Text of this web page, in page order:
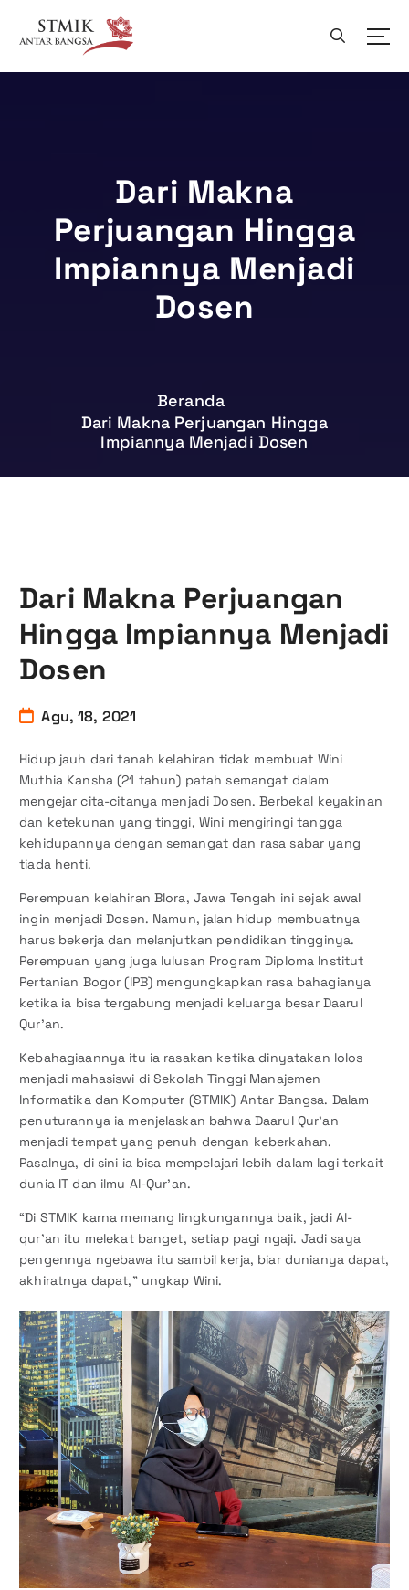
a
Dari Makna
Perjuangan Hingga
Impiannya Menjadi
Dosen
Beranda
Dari Makna Perjuangan Hingga
Impiannya Menjadi Dosen
Dari Makna Perjuangan
Hingga Impiannya Menjadi
Dosen
Agu, 18, 2021
Hidup jauh dari tanah kelahiran tidak membuat Wini
Muthia Kansha (21 tahun) patah semangat dalam
mengejar cita-citanya menjadi Dosen. Berbekal keyakinan
dan ketekunan yang tinggi, Wini mengiringi tangga
kehidupannya dengan semangat dan rasa sabar yang
tiada henti.
Perempuan kelahiran Blora, Jawa Tengah ini sejak awal
ingin menjadi Dosen. Namun, jalan hidup membuatnya
harus bekerja dan melanjutkan pendidikan tingginya.
Perempuan yang juga lulusan Program Diploma Institut
Pertanian Bogor (IPB) mengungkapkan rasa bahagianya
ketika ia bisa tergabung menjadi keluarga besar Daarul
Qur’an.
Kebahagiaannya itu ia rasakan ketika dinyatakan lolos
menjadi mahasiswi di Sekolah Tinggi Manajemen
Informatika dan Komputer (STMIK) Antar Bangsa. Dalam
penuturannya ia menjelaskan bahwa Daarul Qur’an
menjadi tempat yang penuh dengan keberkahan.
Pasalnya, di sini ia bisa mempelajari lebih dalam lagi terkait
dunia IT dan ilmu Al-Qur’an.
“Di STMIK karna memang lingkungannya baik, jadi Al-
qur’an itu melekat banget, setiap pagi ngaji. Jadi saya
pengennya ngebawa itu sambil kerja, biar dunianya dapat,
akhiratnya dapat,” ungkap Wini.